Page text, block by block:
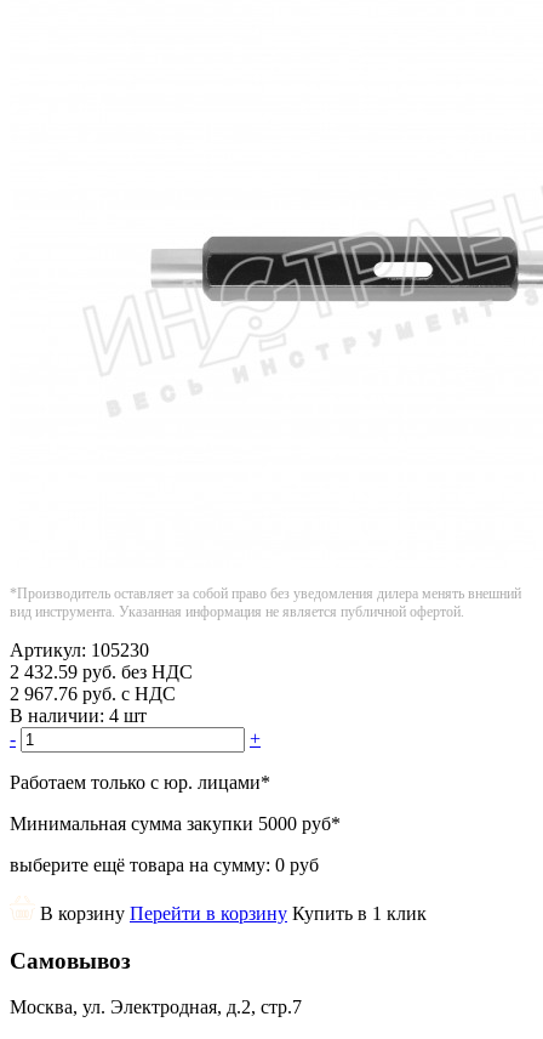
*Производитель оставляет за собой право без уведомления дилера менять внешний
вид инструмента. Указанная информация не является публичной офертой.
Артикул: 105230
2 432.59 руб. без НДС
2 967.76 руб. с НДС
В наличии: 4 шт
-
+
Работаем только с юр. лицами*
Минимальная сумма закупки 5000 руб*
выберите ещё товара на сумму: 0 руб
В корзину Перейти в корзину Купить в 1 клик
Самовывоз
Москва, ул. Электродная, д.2, стр.7